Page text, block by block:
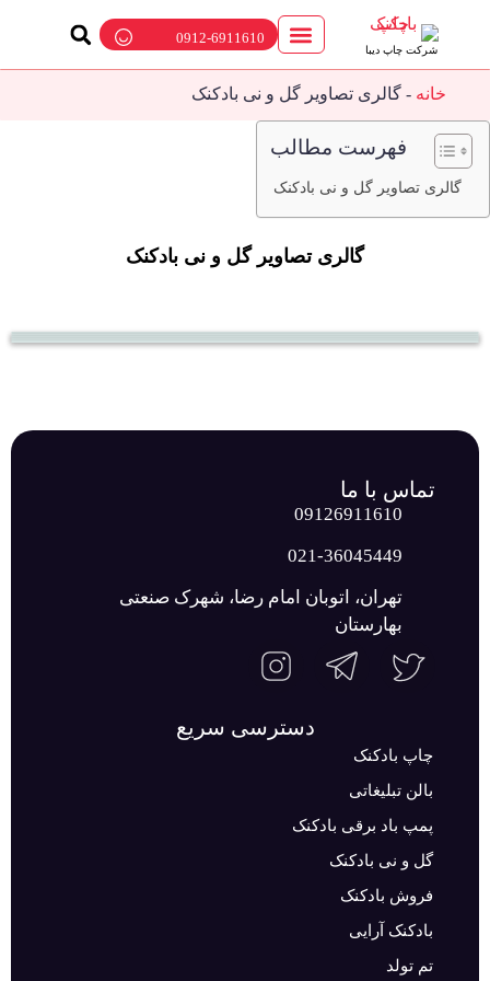
شرکت چاپ دیبا
0912-6911610
خانه - گالری تصاویر گل و نی بادکنک
فهرست مطالب
گالری تصاویر گل و نی بادکنک
گالری تصاویر گل و نی بادکنک
تماس با ما
09126911610
021-36045449
تهران، اتوبان امام رضا، شهرک صنعتی
بهارستان
دسترسی سریع
چاپ بادکنک
بالن تبلیغاتی
پمپ باد برقی بادکنک
گل و نی بادکنک
فروش بادکنک
بادکنک آرایی
تم تولد